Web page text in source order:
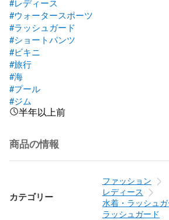
#ウォータースポーツ
#ラッシュガード
#ショートパンツ
#ビキニ
#旅行
#海
#プール
#ジム
半年以上前
商品の情報
カテゴリー
ファッション
レディース
水着・ラッシュガ
ラッシュガード